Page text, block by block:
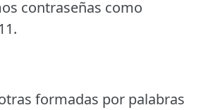
contraseñas como
formadas por palabras